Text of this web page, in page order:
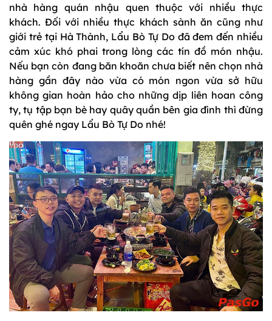
nhà hàng quán nhậu quen thuộc với nhiều thực
khách. Đối với nhiều thực khách sành ăn cũng như
giới trẻ tại Hà Thành, Lẩu Bò Tự Do đã đem đến nhiều
cảm xúc khó phai trong lòng các tín đồ món nhậu.
Nếu bạn còn đang băn khoăn chưa biết nên chọn nhà
hàng gần đây nào vừa có món ngon vừa sở hữu
không gian hoàn hảo cho những dịp liên hoan công
ty, tụ tập bạn bè hay quây quần bên gia đình thì đừng
quên ghé ngay Lẩu Bò Tự Do nhé!